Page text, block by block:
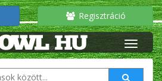
Regisztráció